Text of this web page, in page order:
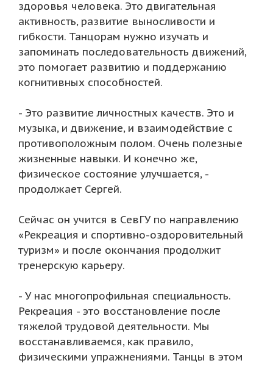
здоровья человека. Это двигательная
активность, развитие выносливости и
гибкости. Танцорам нужно изучать и
запоминать последовательность движений,
это помогает развитию и поддержанию
когнитивных способностей.
- Это развитие личностных качеств. Это и
музыка, и движение, и взаимодействие с
противоположным полом. Очень полезные
жизненные навыки. И конечно же,
физическое состояние улучшается, -
продолжает Сергей.
Сейчас он учится в СевГУ по направлению
«Рекреация и спортивно-оздоровительный
туризм» и после окончания продолжит
тренерскую карьеру.
- У нас многопрофильная специальность.
Рекреация - это восстановление после
тяжелой трудовой деятельности. Мы
восстанавливаемся, как правило,
физическими упражнениями. Танцы в этом